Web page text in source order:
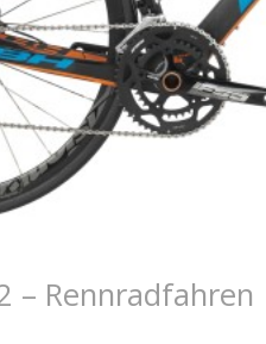
– Rennradfahren